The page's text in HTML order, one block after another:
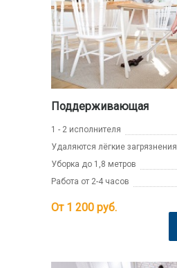
Поддерживающая
1 - 2 исполнителя
Удаляются лёгкие загрязнения
Уборка до 1,8 метров
Работа от 2-4 часов
От 1 200 руб.